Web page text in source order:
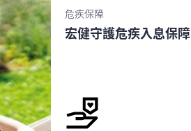
危疾保障
宏健守護危疾入息保障